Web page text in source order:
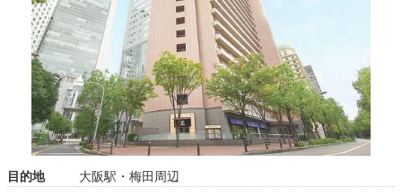
目的地
大阪駅・梅田周辺